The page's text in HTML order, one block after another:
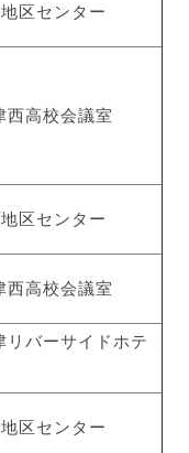
区センター
西高校会議室
区センター
西高校会議室
リバーサイドホテ
区センター